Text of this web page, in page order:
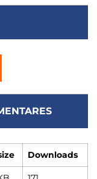
Downloads